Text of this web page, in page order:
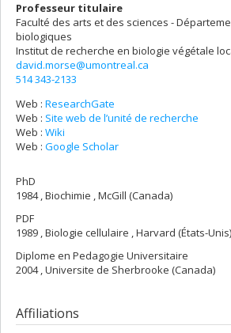
Professeur titulaire
Faculté des arts et des sciences -
biologiques
Institut de recherche en biologie végétale
david.morse@umontreal.ca
514 343-2133
Web : ResearchGate
Web : Site web de l’unité de recherche
Web : Wiki
Web : Google Scholar
PhD
1984 , Biochimie , McGill (Canada)
PDF
1989 , Biologie cellulaire , Harvard (États-Unis)
Diplome en Pedagogie Universitaire
2004 , Universite de Sherbrooke (Canada)
Affiliations